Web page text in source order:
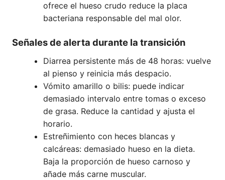
ofrece el hueso crudo reduce la placa
bacteriana responsable del mal olor.
Señales de alerta durante la transición
Diarrea persistente más de 48 horas: vuelve
al pienso y reinicia más despacio.
Vómito amarillo o bilis: puede indicar
demasiado intervalo entre tomas o exceso
de grasa. Reduce la cantidad y ajusta el
horario.
Estreñimiento con heces blancas y
calcáreas: demasiado hueso en la dieta.
Baja la proporción de hueso carnoso y
añade más carne muscular.